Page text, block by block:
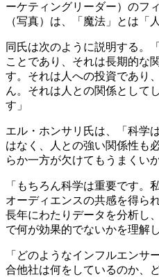
ーケティングリーダー）のフ
（写真）は、「魔法」とは「
同氏は次のように説明する。
ことであり、それは長期的な
す。それは人への投資であり
ん。それは人との関係として
す」
エル・ホンサリ氏は、「科学
はなく、人との強い関係性も
らか一方が欠けてもうまくい
「もちろん科学は重要です。
オーディエンスの共感を得ら
長年にわたりデータを分析し
で何が効果的でないかを理解
「どのようなインフルエンサ
合他社は何をしているのか、